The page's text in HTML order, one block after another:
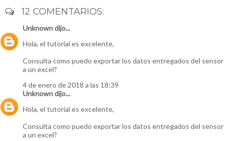
12 COMENTARIOS:
Unknowndijo...
Hola, el tutorial es excelente,
Consulta como puedo exportar los datos entregados del sensor
a un excel?
4 de enero de 2018 a las 18:39
Unknowndijo...
Hola, el tutorial es excelente,
Consulta como puedo exportar los datos entregados del sensor
a un excel?